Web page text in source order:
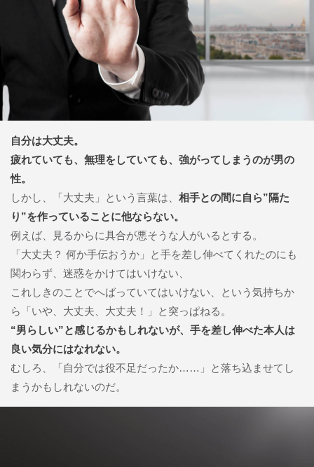
自分は大丈夫。
疲れていても、無理をしていても、強がってしまうのが男の
性。
しかし、「大丈夫」という言葉は、 相手との間に自ら”隔た
り”を作っていることに他ならない。
例えば、見るからに具合が悪そうな人がいるとする。
「大丈夫？ 何か手伝おうか」と手を差し伸べてくれたのにも
関わらず、迷惑をかけてはいけない、
これしきのことでへばっていてはいけない、という気持ちか
ら「いや、大丈夫、大丈夫！」と突っぱねる。
“男らしい”と感じるかもしれないが、手を差し伸べた本人は
良い気分にはなれない。
むしろ、「自分では役不足だったか……」と落ち込ませてし
まうかもしれないのだ。